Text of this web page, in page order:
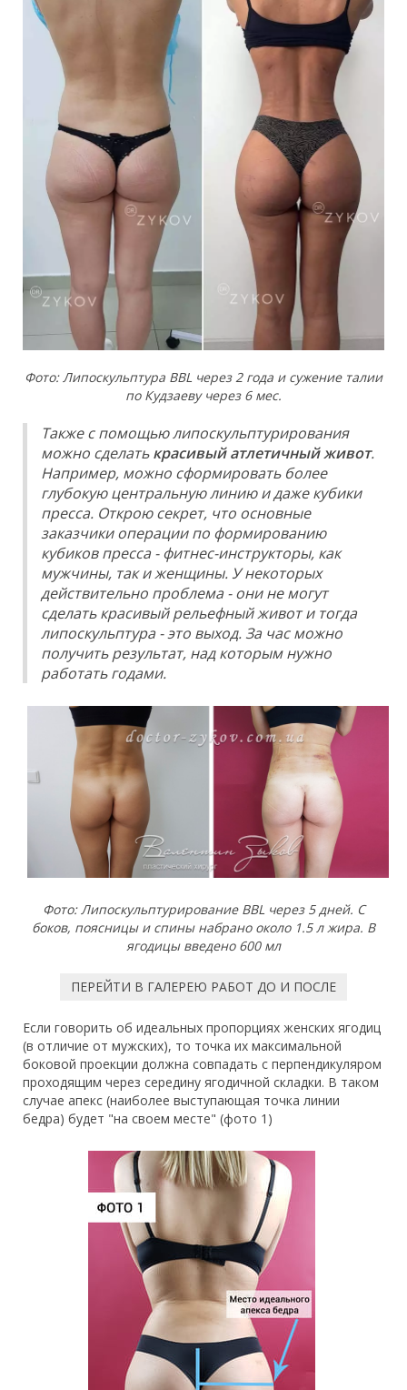
Фото: Липоскульптура BBL через 2 года и сужение талии
по Кудзаеву через 6 мес.
Также с помощью липоскульптурирования
можно сделатькрасивый атлетичный живот.
Например, можно сформировать более
глубокую центральную линию и даже кубики
пресса. Открою секрет, что основные
заказчики операции по формированию
кубиков пресса - фитнес-инструкторы, как
мужчины, так и женщины. У некоторых
действительно проблема - они не могут
сделать красивый рельефный живот и тогда
липоскульптура - это выход. За час можно
получить результат, над которым нужно
работать годами.
Фото: Липоскульптурирование BBL через 5 дней. С
боков, поясницы и спины набрано около 1.5 л жира. В
ягодицы введено 600 мл
ПЕРЕЙТИ В ГАЛЕРЕЮ РАБОТ ДО И ПОСЛЕ
Если говорить об идеальных пропорциях женских ягодиц
(в отличие от мужских), то точка их максимальной
боковой проекции должна совпадать с перпендикуляром
проходящим через середину ягодичной складки. В таком
случае апекс (наиболее выступающая точка линии
бедра) будет "на своем месте" (фото 1)